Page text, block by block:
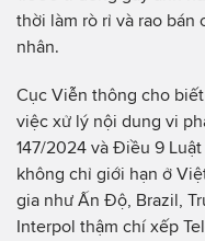
thời làm rò rỉ và rao bán
nhân.
Cục Viễn thông cho
việc xử lý nội dung vi
147/2024 và Điều 9
không chỉ giới hạn ở
gia như Ấn Độ, Brazil,
Interpol thậm chí xếp